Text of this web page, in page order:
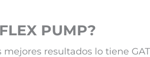
PUMP?
resultados lo tiene